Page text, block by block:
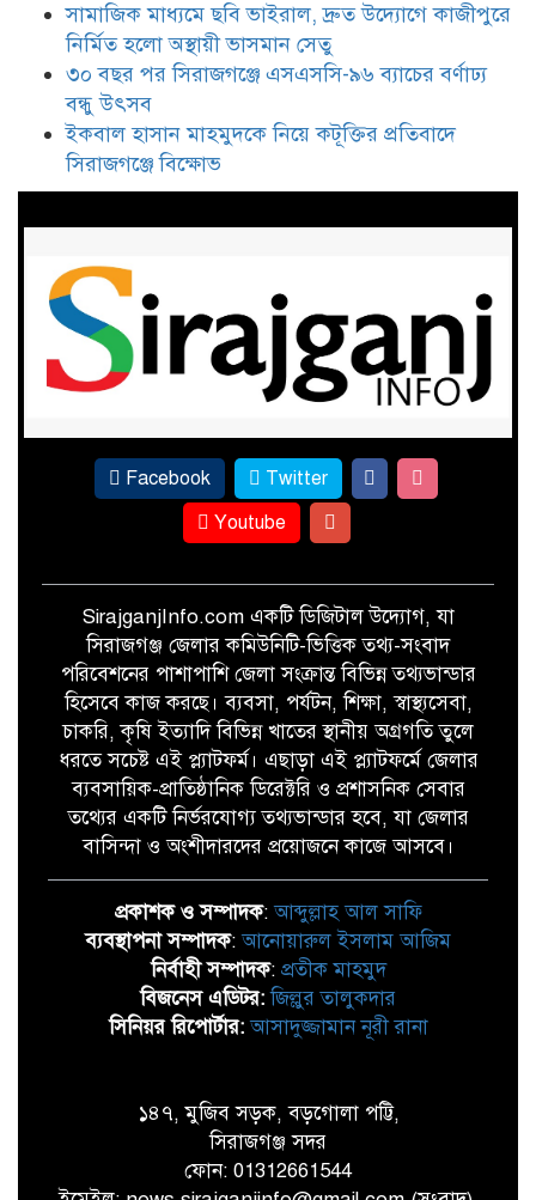
সামাজিক মাধ্যমে ছবি ভাইরাল, দ্রুত
উদ্যোগে কাজীপুরে নির্মিত হলো
৩০ বছর পর সিরাজগঞ্জে এসএসসি-৯৬
কটূক্তির প্রতিবাদে সিরাজগঞ্জে বিক্ষোভ
সামাজিক মাধ্যমে ছবি ভাইরাল, দ্রুত উদ্যোগে কাজীপুরে
নির্মিত হলো অস্থায়ী ভাসমান সেতু
৩০ বছর পর সিরাজগঞ্জে এসএসসি-৯৬ ব্যাচের বর্ণাঢ্য
বন্ধু উৎসব
ইকবাল হাসান মাহমুদকে নিয়ে কটূক্তির প্রতিবাদে
সিরাজগঞ্জে বিক্ষোভ
Facebook
Twitter
Youtube
SirajganjInfo.com একটি ডিজিটাল উদ্যোগ, যা
সিরাজগঞ্জ জেলার কমিউনিটি-ভিত্তিক তথ্য-সংবাদ
পরিবেশনের পাশাপাশি জেলা সংক্রান্ত বিভিন্ন তথ্যভান্ডার
হিসেবে কাজ করছে। ব্যবসা, পর্যটন, শিক্ষা, স্বাস্থ্যসেবা,
চাকরি, কৃষি ইত্যাদি বিভিন্ন খাতের স্থানীয় অগ্রগতি তুলে
ধরতে সচেষ্ট এই প্ল্যাটফর্ম। এছাড়া এই প্ল্যাটফর্মে জেলার
ব্যবসায়িক-প্রাতিষ্ঠানিক ডিরেক্টরি ও প্রশাসনিক সেবার
তথ্যের একটি নির্ভরযোগ্য তথ্যভান্ডার হবে, যা জেলার
বাসিন্দা ও অংশীদারদের প্রয়োজনে কাজে আসবে।
প্রকাশক ও সম্পাদক:আব্দুল্লাহ আল সাফি
ব্যবস্থাপনা সম্পাদক:আনোয়ারুল ইসলাম আজিম
নির্বাহী সম্পাদক: প্রতীক মাহমুদ
বিজনেস এডিটর: জিল্লুর তালুকদার
সিনিয়র রিপোর্টার: আসাদুজ্জামান নূরী রানা
১৪৭, মুজিব সড়ক, বড়গোলা পট্টি,
সিরাজগঞ্জ সদর
ফোন: 01312661544